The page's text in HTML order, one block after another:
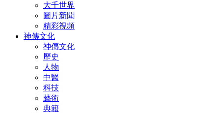
大千世界
圖片新聞
精彩視頻
神傳文化
神傳文化
歷史
人物
中醫
科技
藝術
典籍